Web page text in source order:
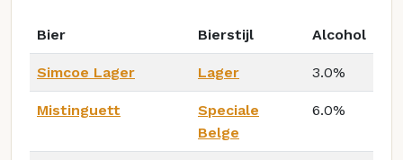
Bier Bierstijl Alcohol
Simcoe Lager Lager 3.0%
Mistinguett
Speciale
Belge
6.0%